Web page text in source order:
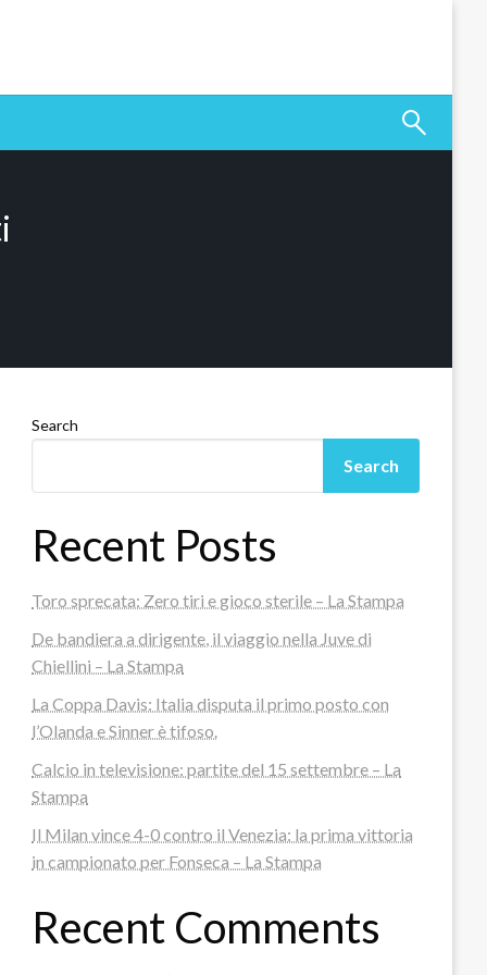
Search
Search
Recent Posts
Toro sprecata: Zero tiri e gioco sterile – La Stampa
De bandiera a dirigente, il viaggio nella Juve di
Chiellini – La Stampa
La Coppa Davis: Italia disputa il primo posto con
l’Olanda e Sinner è tifoso.
Calcio in televisione: partite del 15 settembre – La
Stampa
Il Milan vince 4-0 contro il Venezia: la prima vittoria
in campionato per Fonseca – La Stampa
Recent Comments